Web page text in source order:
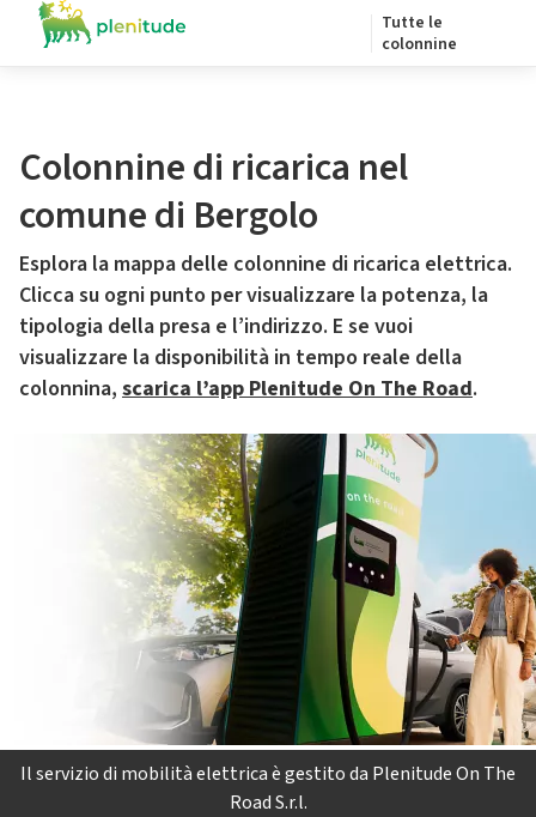
Tutte le
colonnine
Colonnine di ricarica nel
comune di Bergolo
Esplora la mappa delle colonnine di ricarica elettrica.
Clicca su ogni punto per visualizzare la potenza, la
tipologia della presa e l’indirizzo. E se vuoi
visualizzare la disponibilità in tempo reale della
colonnina, scarica l’app Plenitude On The Road.
Il servizio di mobilità elettrica è gestito da Plenitude On The
Road S.r.l.